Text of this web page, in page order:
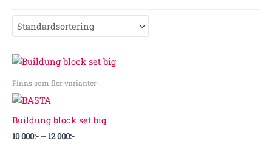
Finns som fler varianter
Buildung block set big
10 000:- –12 000:-
Prisintervall:
10
000:-
till